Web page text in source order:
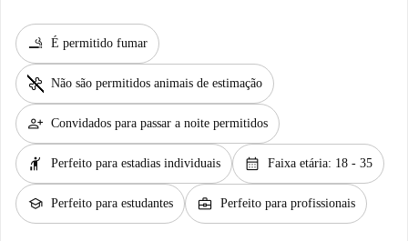
smoking_rooms É permitido fumar
pet_supplies Não são permitidos animais de estimação
person_add Convidados para passar a noite permitidos
hail Perfeito para estadias individuais calendar_month Faixa etária: 18 - 35
school Perfeito para estudantes business_center Perfeito para profissionais